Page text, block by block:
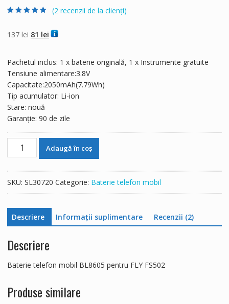
evaluări de la
clienți
(2 recenzii de la clienți)
137lei Prețul
fost:
137 lei.
81 leiPrețul
81 lei.
Pachetul inclus: 1 x baterie originală, 1 x Instrumente gratuite
Tensiune alimentare:3.8V
Capacitate:2050mAh(7.79Wh)
Tip acumulator: Li-ion
Stare: nouă
Garanție: 90 de zile
Cantitate
BL8605
FLY
FS502
Adaugă în coș
SKU: SL30720 Categorie: Baterie telefon mobil
Descriere Informații suplimentare Recenzii (2)
Descriere
Baterie telefon mobil BL8605 pentru FLY FS502
Produse similare